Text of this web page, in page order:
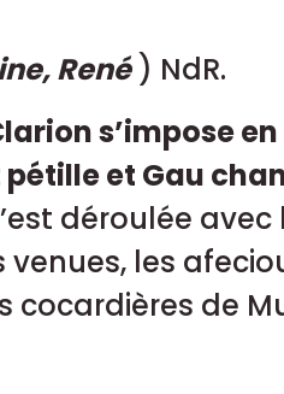
René ) NdR.
s’impose
et Gau
déroulée
venues, les
cocardières de